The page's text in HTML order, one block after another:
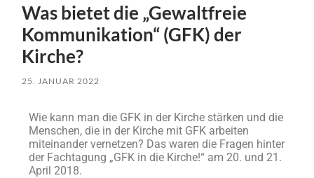
Was bietet die „Gewaltfreie
Kommunikation“ (GFK) der
Kirche?
25. JANUAR 2022
Wie kann man die GFK in der Kirche stärken und die
Menschen, die in der Kirche mit GFK arbeiten
miteinander vernetzen? Das waren die Fragen hinter
der Fachtagung „GFK in die Kirche!“ am 20. und 21.
April 2018.